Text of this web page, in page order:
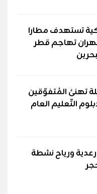
تستهدف مطارا
تهاجم قطر
تهنئ المُتفوّقين
التّعليم العام
رعدية ورياح نشطة